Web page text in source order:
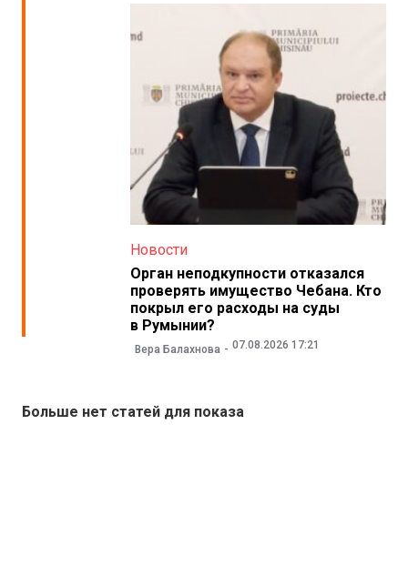
Новости
Орган неподкупности отказался
проверять имущество Чебана. Кто
покрыл его расходы на суды
в Румынии?
Вера Балахнова 07.08.2026 17:21
Больше нет статей для показа